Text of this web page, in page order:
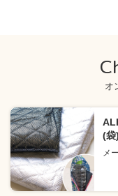
オ
(袋)
メ